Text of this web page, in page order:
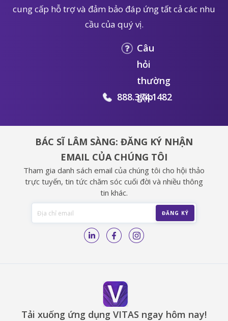
cung cấp hỗ trợ và đảm bảo đáp ứng tất cả các nhu
cầu của quý vị.
888.374.1482
Câu
hỏi
thường
gặp
BÁC SĨ LÂM SÀNG: ĐĂNG KÝ NHẬN
EMAIL CỦA CHÚNG TÔI
Tham gia danh sách email của chúng tôi cho hội thảo
trực tuyến, tin tức chăm sóc cuối đời và nhiều thông
tin khác.
Tải xuống ứng dụng VITAS ngay hôm nay!